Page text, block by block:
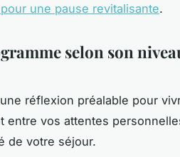
une pause revitalisante.
selon son
réflexion préalable pour
entre vos attentes
de votre séjour.